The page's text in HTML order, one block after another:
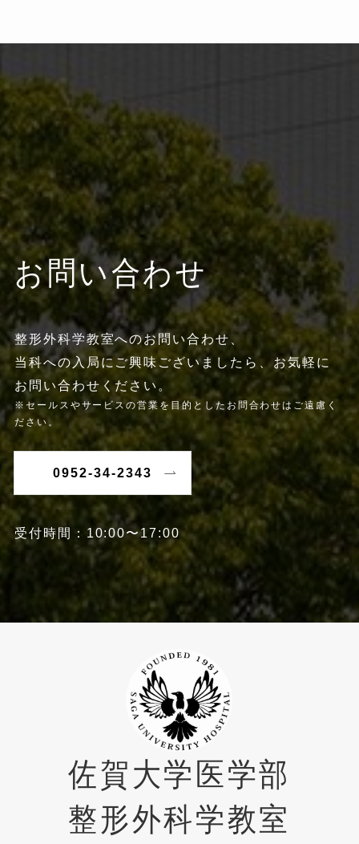
お問い合わせ
整形外科学教室へのお問い合わせ、
当科への入局にご興味ございましたら、お気軽に
お問い合わせください。
※セールスやサービスの営業を目的としたお問合わせはご遠慮く
ださい。
0952-34-2343
受付時間：10:00〜17:00
佐賀大学医学部
整形外科学教室